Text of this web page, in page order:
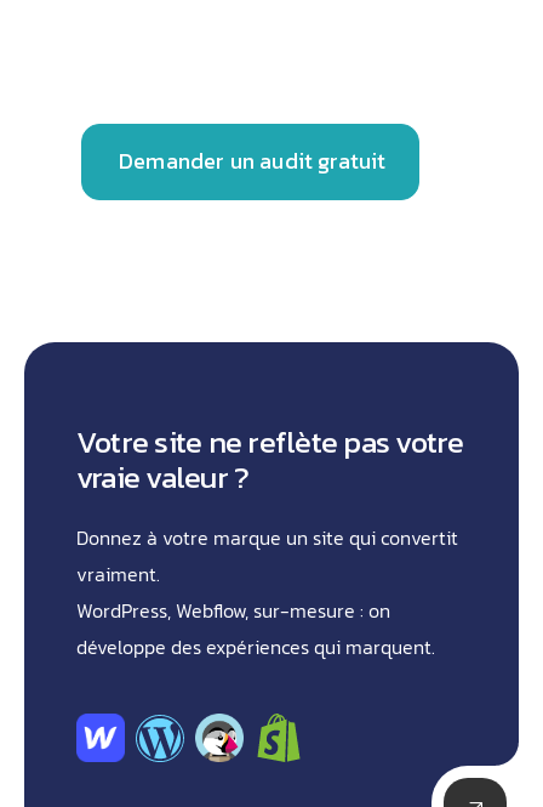
Demander un audit gratuit
Votre site ne reflète pas votre
vraie valeur ?
Donnez à votre marque un site qui convertit
vraiment.
WordPress, Webflow, sur-mesure : on
développe des expériences qui marquent.